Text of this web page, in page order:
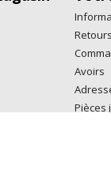
Avoirs
Pièces